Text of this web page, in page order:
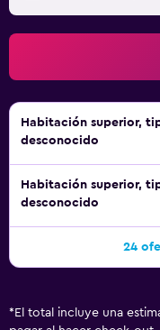
secador de pelo y
Es posible solicitar
planchar con plancha.
todos los días. Los
este hotel incluyen
practicar las
indican más abajo en
alojamiento (es
Habitación superior,
desconocido
Habitación superior,
desconocido
24
* El total incluye una